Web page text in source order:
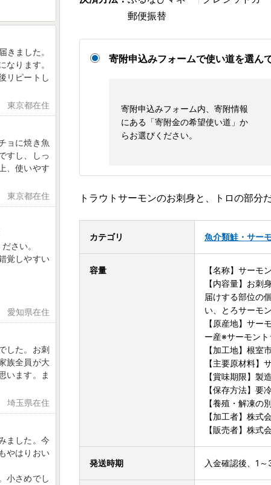
郵便振替
寄附申込みフォームで使い道を選ん
寄附申込みフォーム内、寄附情報
にある「寄附金の希望使い道」か
らお選びください。
トラウトサーモンのお刺身と、トロの部分
カテゴリ 魚介類鮭・サー
容量
【名称】サーモ
【内容量】お
届けする部位の
い、とろサーモ
【原産地】サ
ー産※サーモン
【加工地】根室
【主要原材料】
【賞味期限】製
【保存方法】
【養殖・解凍の
【加工者】株式
【販売者】株式
発送時期 入金確認後、1～
ました。
ります。
リピートし
東京都在住
ョに焼き魚
すし、しっ
、使いやす
東京都在住
さい。
覚しやすい
愛知県在住
した。お刺
族全員が大
います。ま
埼玉県在住
ました。今
やはりおい
小さめでし